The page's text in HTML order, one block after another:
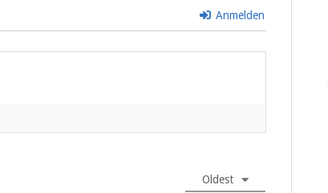
Anmelden
Oldest